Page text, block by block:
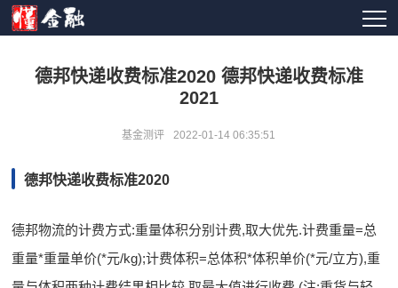
德邦快递收费标准2020 德邦快递收费标准
2021
基金测评 2022-01-14 06:35:51
德邦快递收费标准2020
德邦物流的计费方式:重量体积分别计费,取大优先.计费重量=总
重量*重量单价(*元/kg);计费体积=总体积*体积单价(*元/立方),重